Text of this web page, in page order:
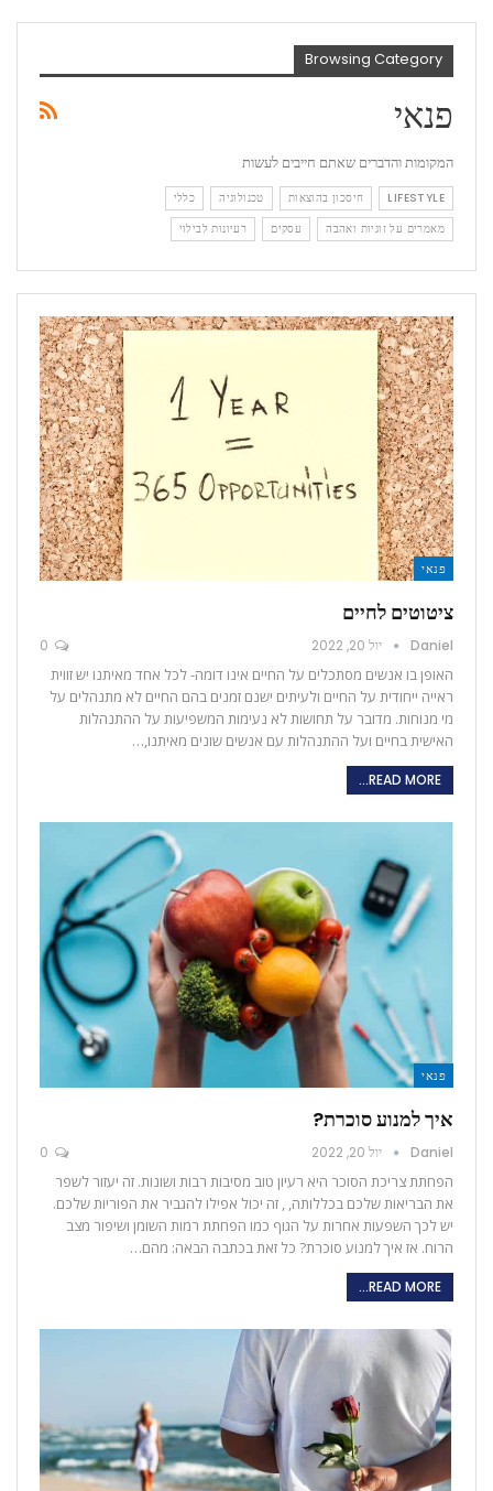
Browsing Category
פנאי
המקומות והדברים שאתם חייבים לעשות
LIFESTYLE חיסכון בהוצאות טכנולוגיה
כללי
מאמרים על זוגיות ואהבה
עסקים רעיונות לבילוי
פנאי
ציטוטים לחיים
Daniel יול 20, 2022
האופן בו אנשים מסתכלים על החיים אינו דומה- לכל אחד מאיתנו יש זווית
ראייה ייחודית על החיים ולעיתים ישנם זמנים בהם החיים לא מתנהלים על
מי מנוחות. מדובר על תחושות לא נעימות המשפיעות על ההתנהלות
האישית בחיים ועל ההתנהלות עם אנשים שונים מאיתנו,…
READ MORE...
פנאי
איך למנוע סוכרת?
Daniel יול 20, 2022
הפחתת צריכת הסוכר היא רעיון טוב מסיבות רבות ושונות. זה יעזור לשפר
את הבריאות שלכם בכללותה, , זה יכול אפילו להגביר את הפוריות שלכם.
יש לכך השפעות אחרות על הגוף כמו הפחתת רמות השומן ושיפור מצב
הרוח. אז איך למנוע סוכרת? כל זאת בכתבה הבאה: מהם…
READ MORE...